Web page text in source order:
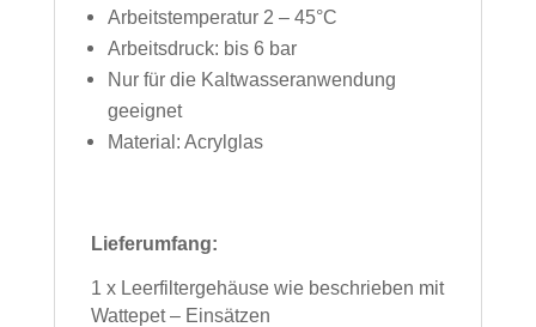
Arbeitstemperatur 2 – 45°C
Arbeitsdruck: bis 6 bar
Nur für die Kaltwasseranwendung
geeignet
Material: Acrylglas
Lieferumfang:
1 x Leerfiltergehäuse wie beschrieben mit
Wattepet – Einsätzen